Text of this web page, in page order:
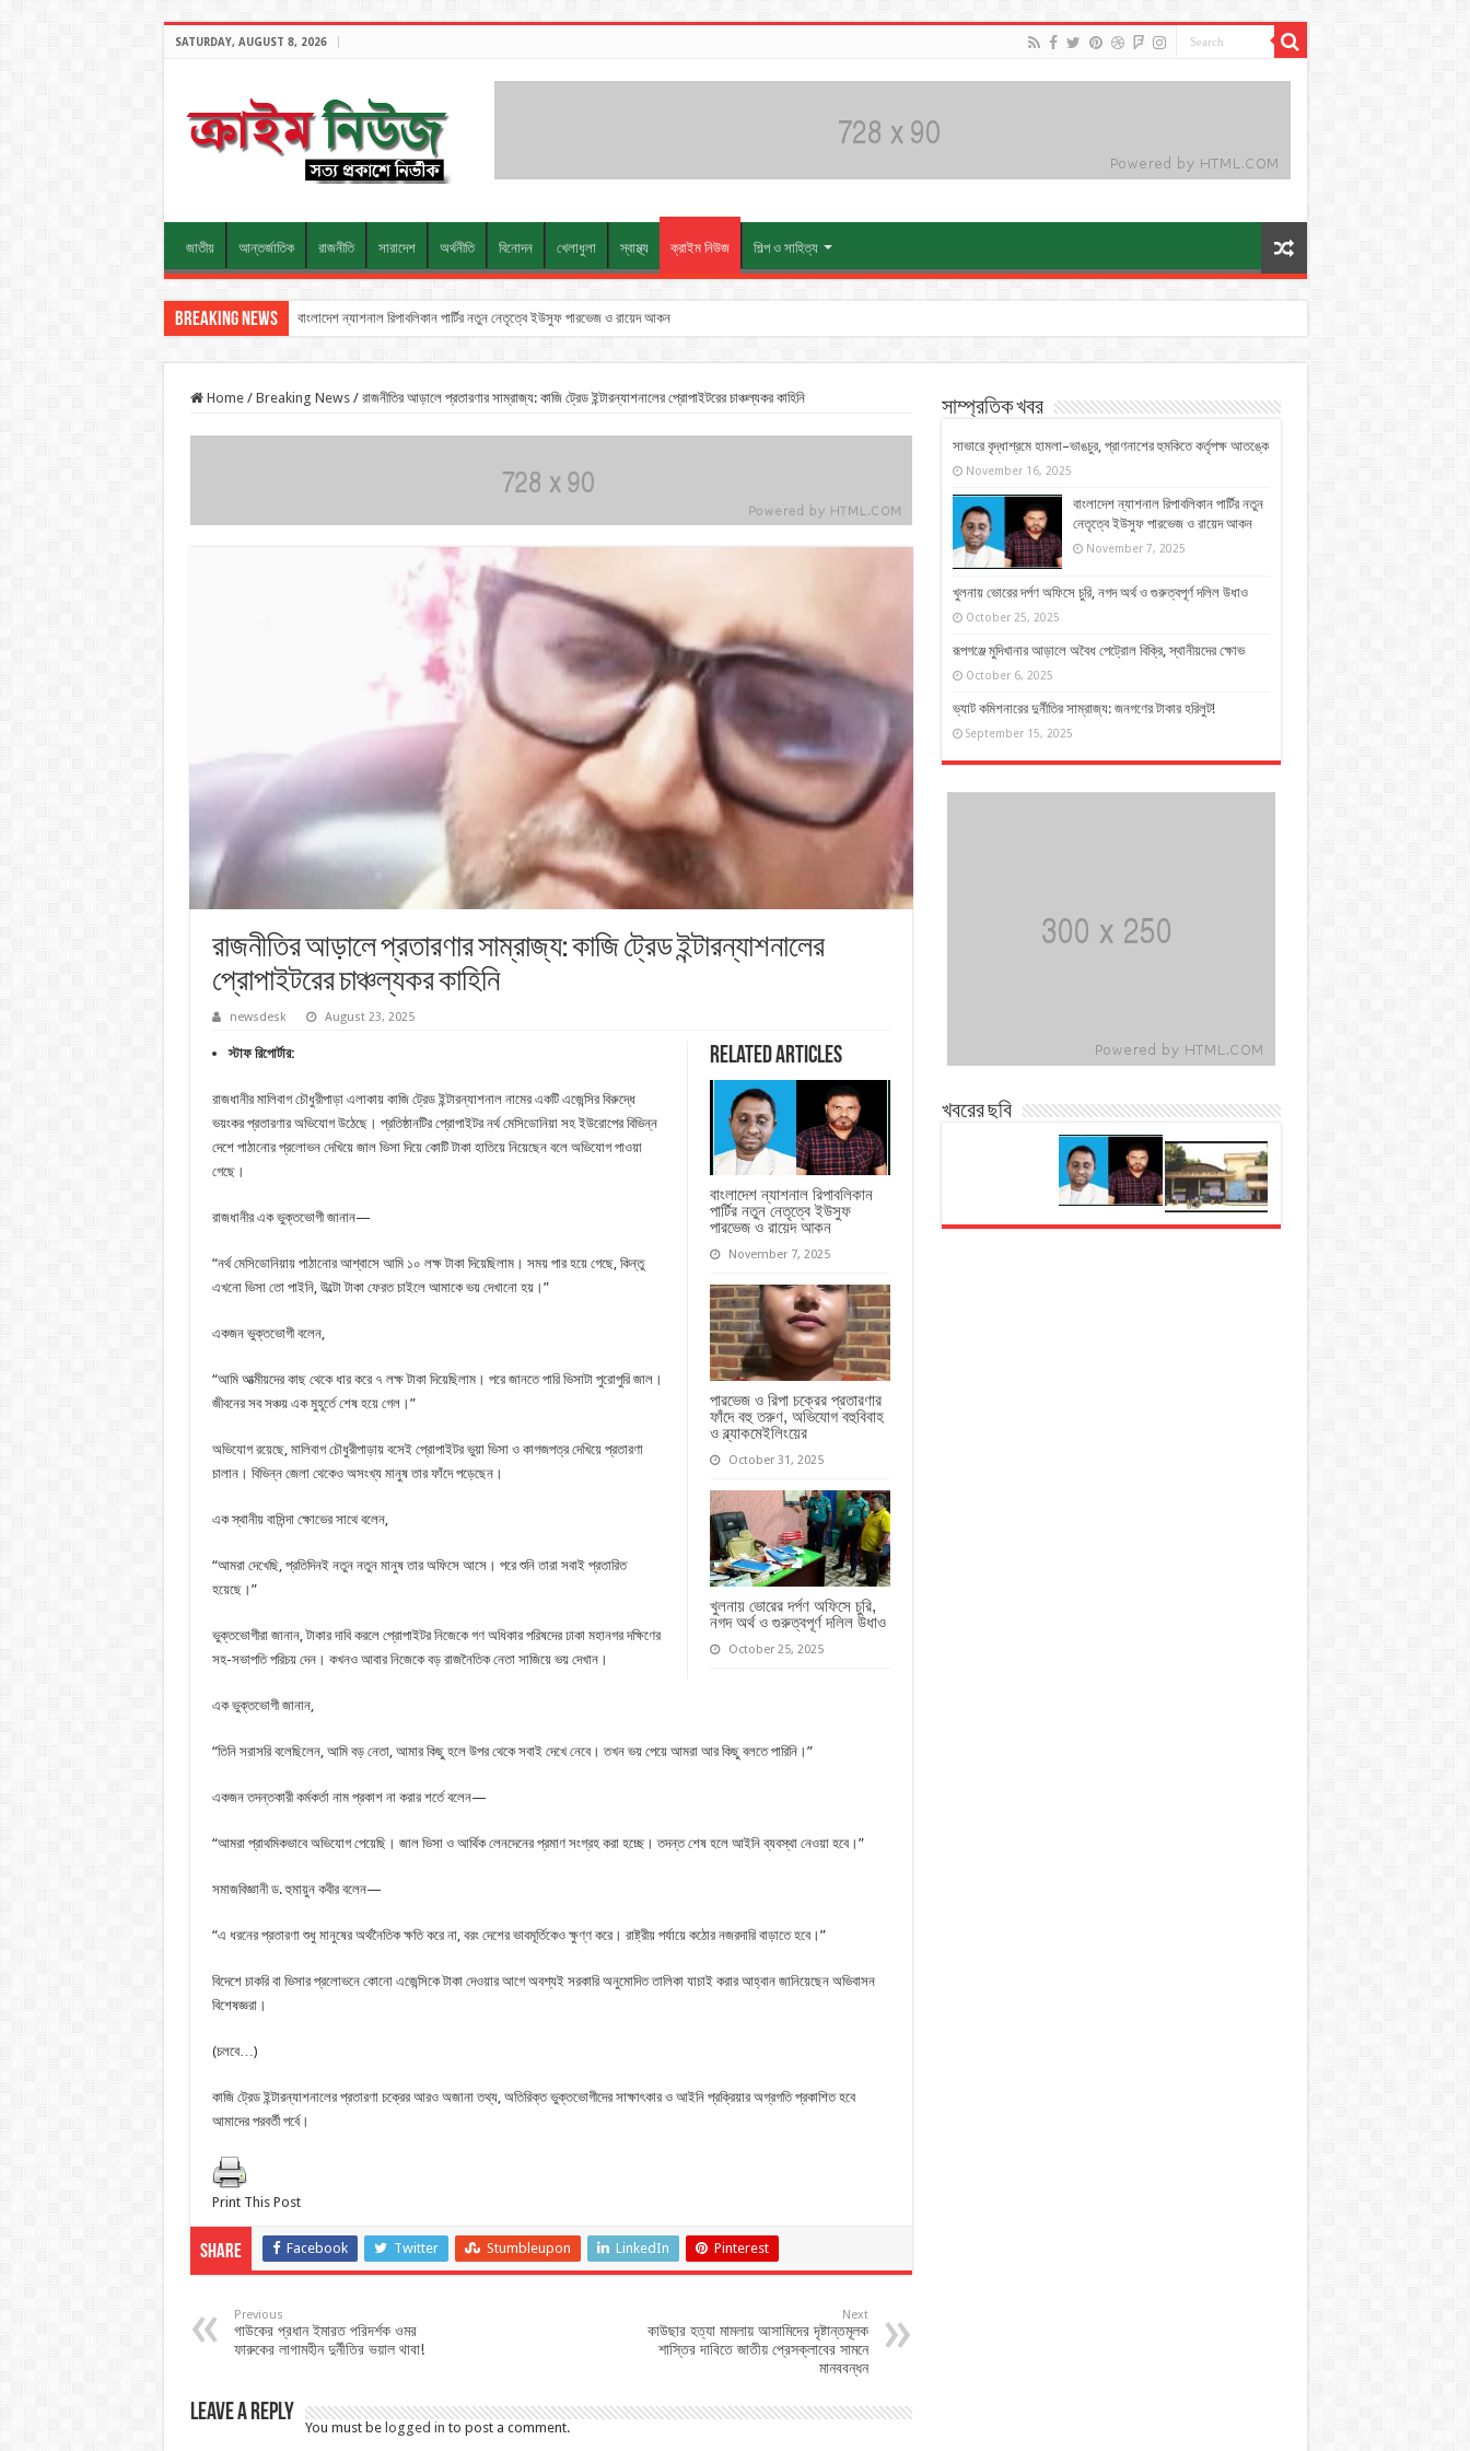
SATURDAY, AUGUST 8, 2026
জাতীয় আন্তর্জাতিক রাজনীতি সারাদেশ অর্থনীতি বিনোদন খেলাধুলা স্বাস্থ্য ক্রাইম নিউজ শিল্প ও সাহিত্য
Breaking News বাংলাদেশ ন্যাশনাল রিপাবলিকান পার্টির নতুন নেতৃত্বে ইউসুফ পারভেজ ও রায়েদ আকন
Home / Breaking News / রাজনীতির আড়ালে প্রতারণার সাম্রাজ্য: কাজি ট্রেড ইন্টারন্যাশনালের প্রোপাইটরের চাঞ্চল্যকর কাহিনি
রাজনীতির আড়ালে প্রতারণার সাম্রাজ্য: কাজি ট্রেড ইন্টারন্যাশনালের
প্রোপাইটরের চাঞ্চল্যকর কাহিনি
newsdesk August 23, 2025
Related Articles
বাংলাদেশ ন্যাশনাল রিপাবলিকান
পার্টির নতুন নেতৃত্বে ইউসুফ
পারভেজ ও রায়েদ আকন
November 7, 2025
পারভেজ ও রিপা চক্রের প্রতারণার
ফাঁদে বহু তরুণ, অভিযোগ বহুবিবাহ
ও ব্ল্যাকমেইলিংয়ের
October 31, 2025
খুলনায় ভোরের দর্পণ অফিসে চুরি,
নগদ অর্থ ও গুরুত্বপূর্ণ দলিল উধাও
October 25, 2025
স্টাফ রিপোর্টার:
রাজধানীর মালিবাগ চৌধুরীপাড়া এলাকায় কাজি ট্রেড ইন্টারন্যাশনাল নামের একটি এজেন্সির বিরুদ্ধে
ভয়ংকর প্রতারণার অভিযোগ উঠেছে। প্রতিষ্ঠানটির প্রোপাইটর নর্থ মেসিডোনিয়া সহ ইউরোপের বিভিন্ন
দেশে পাঠানোর প্রলোভন দেখিয়ে জাল ভিসা দিয়ে কোটি টাকা হাতিয়ে নিয়েছেন বলে অভিযোগ পাওয়া
গেছে।
রাজধানীর এক ভুক্তভোগী জানান—
“নর্থ মেসিডোনিয়ায় পাঠানোর আশ্বাসে আমি ১০ লক্ষ টাকা দিয়েছিলাম। সময় পার হয়ে গেছে, কিন্তু
এখনো ভিসা তো পাইনি, উল্টো টাকা ফেরত চাইলে আমাকে ভয় দেখানো হয়।”
একজন ভুক্তভোগী বলেন,
“আমি আত্মীয়দের কাছ থেকে ধার করে ৭ লক্ষ টাকা দিয়েছিলাম। পরে জানতে পারি ভিসাটা পুরোপুরি জাল।
জীবনের সব সঞ্চয় এক মুহূর্তে শেষ হয়ে গেল।”
অভিযোগ রয়েছে, মালিবাগ চৌধুরীপাড়ায় বসেই প্রোপাইটর ভুয়া ভিসা ও কাগজপত্র দেখিয়ে প্রতারণা
চালান। বিভিন্ন জেলা থেকেও অসংখ্য মানুষ তার ফাঁদে পড়েছেন।
এক স্থানীয় বাসিন্দা ক্ষোভের সাথে বলেন,
“আমরা দেখেছি, প্রতিদিনই নতুন নতুন মানুষ তার অফিসে আসে। পরে শুনি তারা সবাই প্রতারিত
হয়েছে।”
ভুক্তভোগীরা জানান, টাকার দাবি করলে প্রোপাইটর নিজেকে গণ অধিকার পরিষদের ঢাকা মহানগর দক্ষিণের
সহ-সভাপতি পরিচয় দেন। কখনও আবার নিজেকে বড় রাজনৈতিক নেতা সাজিয়ে ভয় দেখান।
এক ভুক্তভোগী জানান,
“তিনি সরাসরি বলেছিলেন, আমি বড় নেতা, আমার কিছু হলে উপর থেকে সবাই দেখে নেবে। তখন ভয় পেয়ে আমরা আর কিছু বলতে পারিনি।”
একজন তদন্তকারী কর্মকর্তা নাম প্রকাশ না করার শর্তে বলেন—
“আমরা প্রাথমিকভাবে অভিযোগ পেয়েছি। জাল ভিসা ও আর্থিক লেনদেনের প্রমাণ সংগ্রহ করা হচ্ছে। তদন্ত শেষ হলে আইনি ব্যবস্থা নেওয়া হবে।”
সমাজবিজ্ঞানী ড. হুমায়ুন কবীর বলেন—
“এ ধরনের প্রতারণা শুধু মানুষের অর্থনৈতিক ক্ষতি করে না, বরং দেশের ভাবমূর্তিকেও ক্ষুণ্ণ করে। রাষ্ট্রীয় পর্যায়ে কঠোর নজরদারি বাড়াতে হবে।”
বিদেশে চাকরি বা ভিসার প্রলোভনে কোনো এজেন্সিকে টাকা দেওয়ার আগে অবশ্যই সরকারি অনুমোদিত তালিকা যাচাই করার আহ্বান জানিয়েছেন অভিবাসন
বিশেষজ্ঞরা।
(চলবে…)
কাজি ট্রেড ইন্টারন্যাশনালের প্রতারণা চক্রের আরও অজানা তথ্য, অতিরিক্ত ভুক্তভোগীদের সাক্ষাৎকার ও আইনি প্রক্রিয়ার অগ্রগতি প্রকাশিত হবে
আমাদের পরবর্তী পর্বে।
Print This Post
Share Facebook Twitter Stumbleupon LinkedIn Pinterest
Previous
গাউকের প্রধান ইমারত পরিদর্শক ওমর
ফারুকের লাগামহীন দুর্নীতির ভয়াল থাবা!
Next
কাউছার হত্যা মামলায় আসামিদের দৃষ্টান্তমূলক
শাস্তির দাবিতে জাতীয় প্রেসক্লাবের সামনে
মানববন্ধন
Leave a Reply
You must be logged in to post a comment.
সাম্প্রতিক খবর
সাভারে বৃদ্ধাশ্রমে হামলা–ভাঙচুর, প্রাণনাশের হুমকিতে কর্তৃপক্ষ আতঙ্কে
November 16, 2025
বাংলাদেশ ন্যাশনাল রিপাবলিকান পার্টির নতুন
নেতৃত্বে ইউসুফ পারভেজ ও রায়েদ আকন
November 7, 2025
খুলনায় ভোরের দর্পণ অফিসে চুরি, নগদ অর্থ ও গুরুত্বপূর্ণ দলিল উধাও
October 25, 2025
রূপগঞ্জে মুদিখানার আড়ালে অবৈধ পেট্রোল বিক্রি, স্থানীয়দের ক্ষোভ
October 6, 2025
ভ্যাট কমিশনারের দুর্নীতির সাম্রাজ্য: জনগণের টাকার হরিলুট!
September 15, 2025
খবরের ছবি